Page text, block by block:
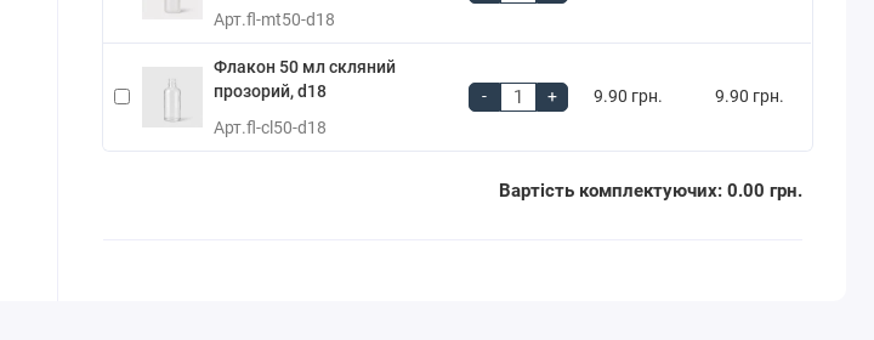
Арт.fl-mt50-d18
Флакон 50 мл скляний
прозорий, d18
Арт.fl-cl50-d18
- + 9.90 грн. 9.90 грн.
Вартість комплектуючих: 0.00 грн.